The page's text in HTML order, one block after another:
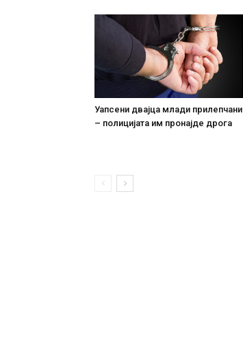
Уапсени двајца млади прилепчани
– полицијата им пронајде дpoга